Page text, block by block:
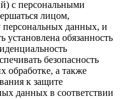
с персональными
лицом,
данных, и
установлена обязанность
безопасность
обработке, а также
к защите
данных в соответствии